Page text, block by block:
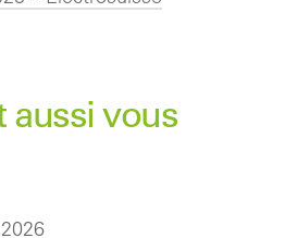
aussi vous